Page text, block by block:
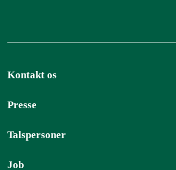
Kontakt os
Presse
Talspersoner
Job